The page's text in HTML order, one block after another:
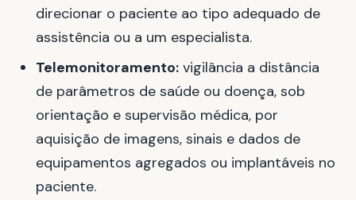
direcionar o paciente ao tipo adequado de
assistência ou a um especialista.
Telemonitoramento: vigilância a distância
de parâmetros de saúde ou doença, sob
orientação e supervisão médica, por
aquisição de imagens, sinais e dados de
equipamentos agregados ou implantáveis no
paciente.